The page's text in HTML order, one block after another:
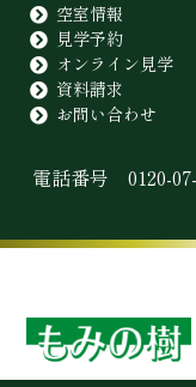
空室情報
見学予約
オンライン見学
資料請求
お問い合わせ
電話番号 0120-